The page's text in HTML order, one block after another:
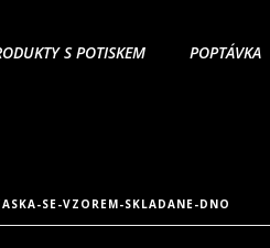
S POTISKEM POPTÁVKA
SE-VZOREM-SKLADANE-DNO